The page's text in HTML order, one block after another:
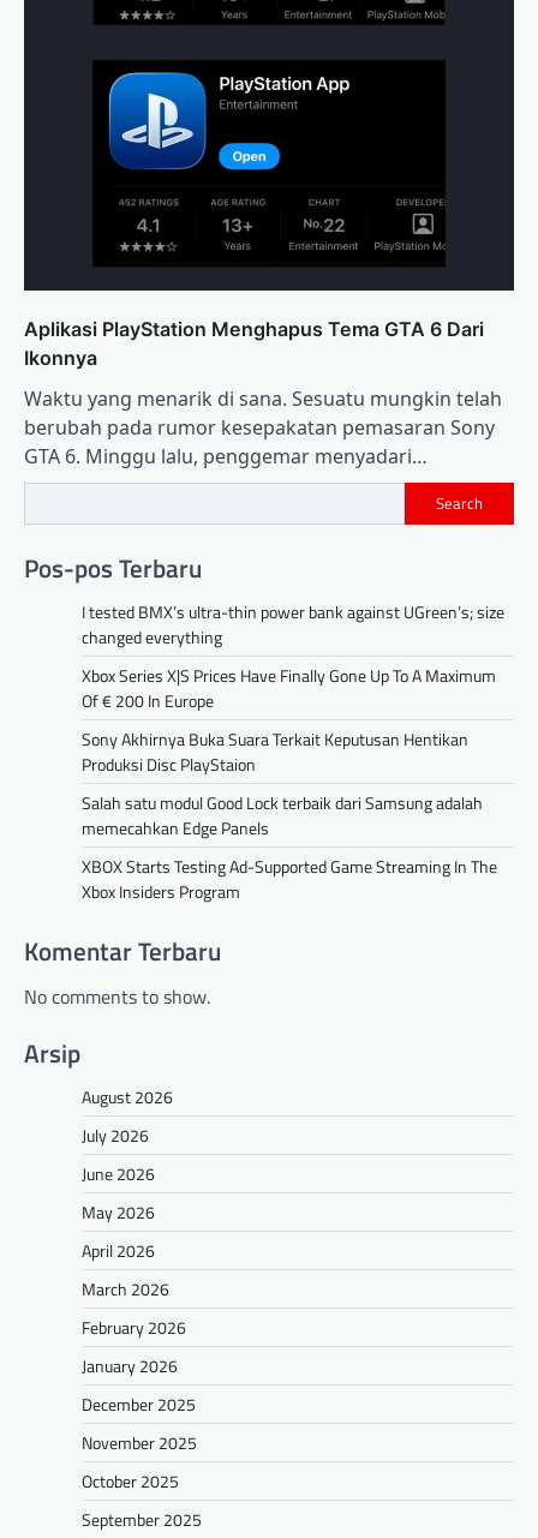
Aplikasi PlayStation Menghapus Tema GTA 6 Dari
Ikonnya
Waktu yang menarik di sana. Sesuatu mungkin telah
berubah pada rumor kesepakatan pemasaran Sony
GTA 6. Minggu lalu, penggemar menyadari…
Search
Pos-pos Terbaru
I tested BMX’s ultra-thin power bank against UGreen’s; size
changed everything
Xbox Series X|S Prices Have Finally Gone Up To A Maximum
Of € 200 In Europe
Sony Akhirnya Buka Suara Terkait Keputusan Hentikan
Produksi Disc PlayStaion
Salah satu modul Good Lock terbaik dari Samsung adalah
memecahkan Edge Panels
XBOX Starts Testing Ad-Supported Game Streaming In The
Xbox Insiders Program
Komentar Terbaru
No comments to show.
Arsip
August 2026
July 2026
June 2026
May 2026
April 2026
March 2026
February 2026
January 2026
December 2025
November 2025
October 2025
September 2025